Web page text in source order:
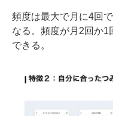
頻度は最大で月に4回
なる。頻度が月2回か1
できる。